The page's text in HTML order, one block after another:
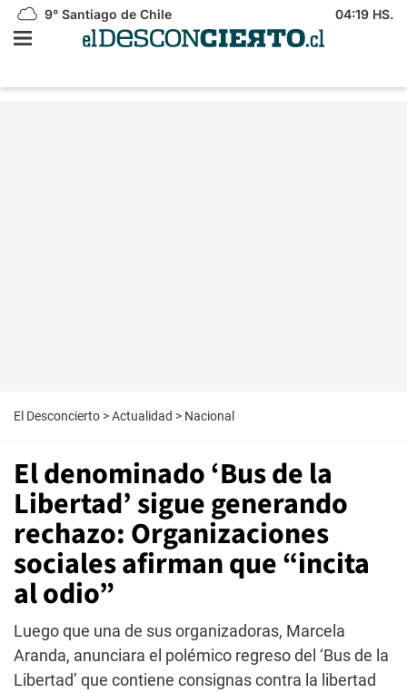
9° Santiago de Chile 04:19 HS.
El Desconcierto >Actualidad > Nacional
El denominado ‘Bus de la
Libertad’ sigue generando
rechazo: Organizaciones
sociales afirman que “incita
al odio”
Luego que una de sus organizadoras, Marcela
Aranda, anunciara el polémico regreso del ‘Bus de la
Libertad’ que contiene consignas contra la libertad